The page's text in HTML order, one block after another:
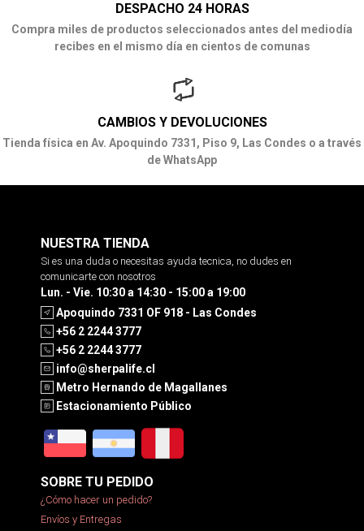
DESPACHO 24 HORAS
Compra miles de productos seleccionados antes del mediodía
recibes en el mismo día en cientos de comunas
CAMBIOS Y DEVOLUCIONES
Tienda física en Av. Apoquindo 7331, Piso 9, Las Condes o a través
de WhatsApp
NUESTRA TIENDA
Si es una duda o necesitas ayuda tecnica, no dudes en
comunicarte con nosotros
Lun. - Vie. 10:30 a 14:30 - 15:00 a 19:00
Apoquindo 7331 OF 918 - Las Condes
+56 2 2244 3777
+56 2 2244 3777
info@sherpalife.cl
Metro Hernando de Magallanes
Estacionamiento Público
SOBRE TU PEDIDO
¿Cómo hacer un pedido?
Envíos y Entregas